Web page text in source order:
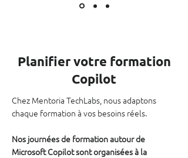
Planifier votre formation
Copilot
Chez Mentoria TechLabs, nous adaptons
chaque formation à vos besoins réels.
Nos journées de formation autour de
Microsoft Copilot sont organisées à la